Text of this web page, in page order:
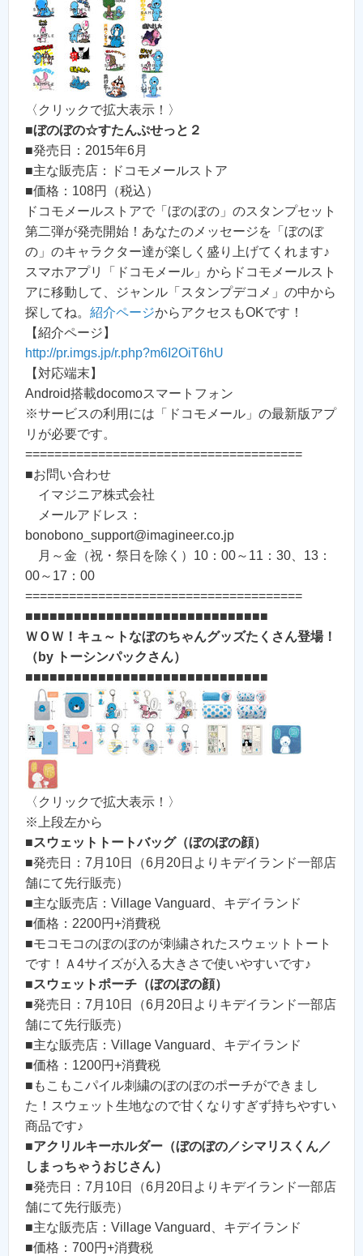
〈クリックで拡大表示！〉
■ぼのぼの☆すたんぷせっと２
■発売日：2015年6月
■主な販売店：ドコモメールストア
■価格：108円（税込）
ドコモメールストアで「ぼのぼの」のスタンプセット
第二弾が発売開始！あなたのメッセージを「ぼのぼ
の」のキャラクター達が楽しく盛り上げてくれます♪
スマホアプリ「ドコモメール」からドコモメールスト
アに移動して、ジャンル「スタンプデコメ」の中から
探してね。 紹介ページからアクセスもOKです！
【紹介ページ】
http://pr.imgs.jp/r.php?m6I2OiT6hU
【対応端末】
Android搭載docomoスマートフォン
※サービスの利用には「ドコモメール」の最新版アプ
リが必要です。
======================================
■お問い合わせ
イマジニア株式会社
メールアドレス：
bonobono_support@imagineer.co.jp
月～金（祝・祭日を除く）10：00～11：30、13：
00～17：00
======================================
■■■■■■■■■■■■■■■■■■■■■■■■■■■■■■
ＷＯＷ！キュ～トなぼのちゃんグッズたくさん登場！
（by トーシンパックさん）
■■■■■■■■■■■■■■■■■■■■■■■■■■■■■■
〈クリックで拡大表示！〉
※上段左から
■スウェットトートバッグ（ぼのぼの顔）
■発売日：7月10日（6月20日よりキデイランド一部店
舗にて先行販売）
■主な販売店：Village Vanguard、キデイランド
■価格：2200円+消費税
■モコモコのぼのぼのが刺繍されたスウェットトート
です！Ａ4サイズが入る大きさで使いやすいです♪
■スウェットポーチ（ぼのぼの顔）
■発売日：7月10日（6月20日よりキデイランド一部店
舗にて先行販売）
■主な販売店：Village Vanguard、キデイランド
■価格：1200円+消費税
■もこもこパイル刺繍のぼのぼのポーチができまし
た！スウェット生地なので甘くなりすぎず持ちやすい
商品です♪
■アクリルキーホルダー（ぼのぼの／シマリスくん／
しまっちゃうおじさん）
■発売日：7月10日（6月20日よりキデイランド一部店
舗にて先行販売）
■主な販売店：Village Vanguard、キデイランド
■価格：700円+消費税